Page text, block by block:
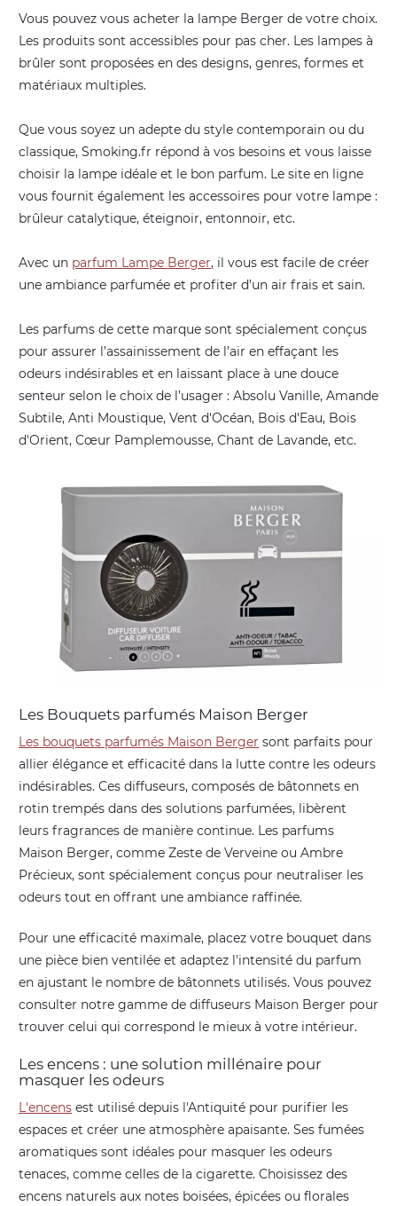
Vous pouvez vous acheter la lampe Berger de votre choix.
Les produits sont accessibles pour pas cher. Les lampes à
brûler sont proposées en des designs, genres, formes et
matériaux multiples.
Que vous soyez un adepte du style contemporain ou du
classique, Smoking.fr répond à vos besoins et vous laisse
choisir la lampe idéale et le bon parfum. Le site en ligne
vous fournit également les accessoires pour votre lampe :
brûleur catalytique, éteignoir, entonnoir, etc.
Avec un parfum Lampe Berger, il vous est facile de créer
une ambiance parfumée et profiter d’un air frais et sain.
Les parfums de cette marque sont spécialement conçus
pour assurer l’assainissement de l’air en effaçant les
odeurs indésirables et en laissant place à une douce
senteur selon le choix de l’usager : Absolu Vanille, Amande
Subtile, Anti Moustique, Vent d'Océan, Bois d'Eau, Bois
d'Orient, Cœur Pamplemousse, Chant de Lavande, etc.
Les Bouquets parfumés Maison Berger
Les bouquets parfumés Maison Berger sont parfaits pour
allier élégance et efficacité dans la lutte contre les odeurs
indésirables. Ces diffuseurs, composés de bâtonnets en
rotin trempés dans des solutions parfumées, libèrent
leurs fragrances de manière continue. Les parfums
Maison Berger, comme Zeste de Verveine ou Ambre
Précieux, sont spécialement conçus pour neutraliser les
odeurs tout en offrant une ambiance raffinée.
Pour une efficacité maximale, placez votre bouquet dans
une pièce bien ventilée et adaptez l'intensité du parfum
en ajustant le nombre de bâtonnets utilisés. Vous pouvez
consulter notre gamme de diffuseurs Maison Berger pour
trouver celui qui correspond le mieux à votre intérieur.
Les encens : une solution millénaire pour
masquer les odeurs
L'encens est utilisé depuis l'Antiquité pour purifier les
espaces et créer une atmosphère apaisante. Ses fumées
aromatiques sont idéales pour masquer les odeurs
tenaces, comme celles de la cigarette. Choisissez des
encens naturels aux notes boisées, épicées ou florales